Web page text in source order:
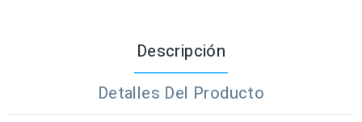
Descripción
Detalles Del Producto